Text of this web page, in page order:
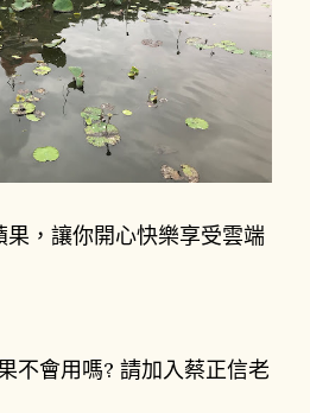
，讓你開心快樂享受雲端
不會用嗎? 請加入蔡正信老